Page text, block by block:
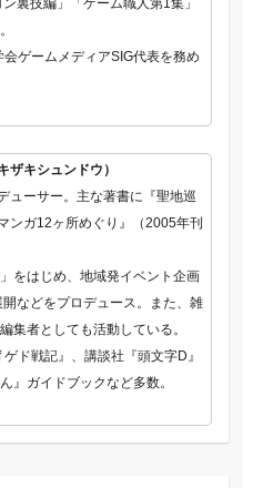
ゲームメディアSIG代表を務め
ザキシュンドウ）
ューサー。主な著書に『聖地巡
ガ12ヶ所めぐり』（2005年刊
をはじめ、地域発イベント企画
などをプロデュース。また、雑
集者としても活動している。
ド戦記』、講談社『頭文字D』
』ガイドブックなど多数。